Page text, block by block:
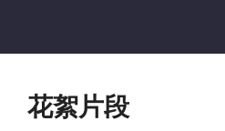
花絮片段